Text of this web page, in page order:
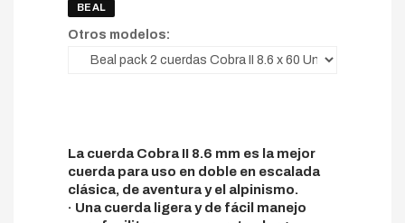
BEAL
Otros modelos:
La cuerda Cobra II 8.6 mm es la mejor
cuerda para uso en doble en escalada
clásica, de aventura y el alpinismo.
· Una cuerda ligera y de fácil manejo